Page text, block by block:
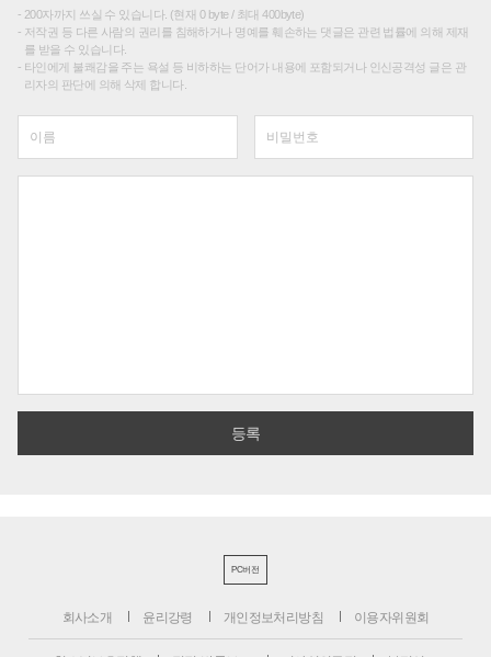
200자까지 쓰실 수 있습니다. (현재 0 byte / 최대 400byte)
저작권 등 다른 사람의 권리를 침해하거나 명예를 훼손하는 댓글은 관련 법률에 의해 제재
를 받을 수 있습니다.
타인에게 불쾌감을 주는 욕설 등 비하하는 단어가 내용에 포함되거나 인신공격성 글은 관
리자의 판단에 의해 삭제 합니다.
PC버전
회사소개 윤리강령 개인정보처리방침 이용자위원회